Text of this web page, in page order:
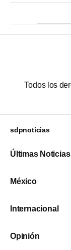
Todos los
sdpnoticias
Últimas Noticias
México
Internacional
Opinión